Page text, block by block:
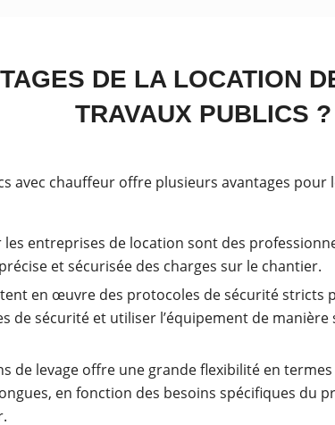
DE LA LOCATION
TRAVAUX PUBLICS ?
avec chauffeur offre plusieurs avantages
entreprises de location sont des
et sécurisée des charges sur le chantier.
en œuvre des protocoles de sécurité stricts
sécurité et utiliser l’équipement de
de levage offre une grande flexibilité en
en fonction des besoins spécifiques du